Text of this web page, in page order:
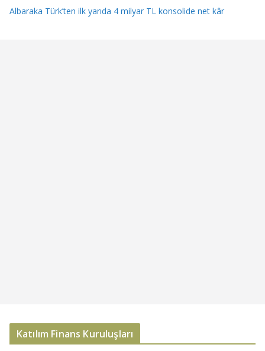
Albaraka Türk’ten ilk yarıda 4 milyar TL konsolide net kâr
Katılım Finans Kuruluşları